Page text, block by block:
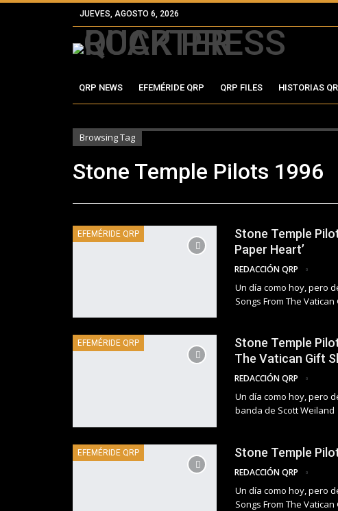
JUEVES, AGOSTO 6, 2026
QRP NEWS EFEMÉRIDE QRP QRP FILES HISTORIAS
Browsing Tag
Stone Temple Pilots 1996
EFEMÉRIDE QRP
Stone Temple
Paper Heart’
REDACCIÓN QRP
Un día como hoy, pero
Songs From The
EFEMÉRIDE QRP
Stone Temple
The Vatican Gift
REDACCIÓN QRP
Un día como hoy, pero
banda de Scott Weiland
EFEMÉRIDE QRP Stone Temple
REDACCIÓN QRP
Un día como hoy, pero
Songs From The